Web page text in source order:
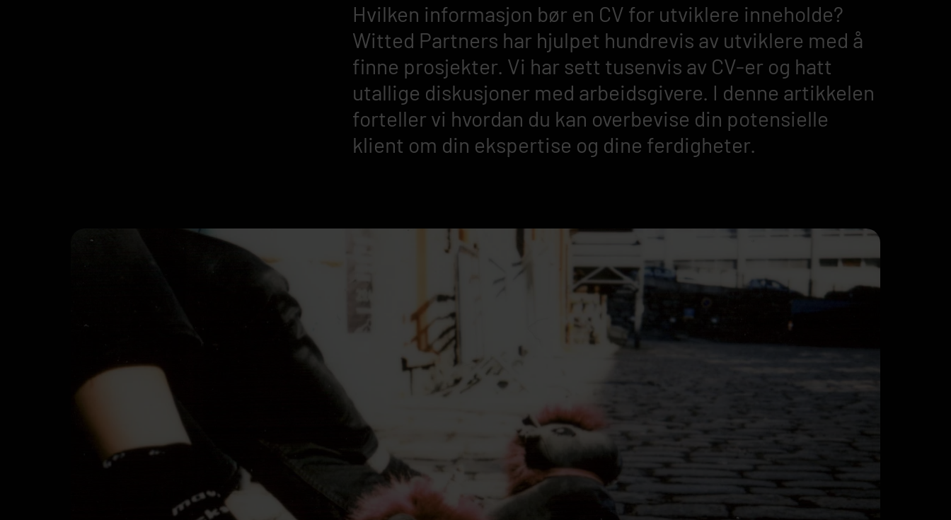
Hvilken informasjon bør en CV for utviklere inneholde?
Witted Partners har hjulpet hundrevis av utviklere med å
finne prosjekter. Vi har sett tusenvis av CV-er og hatt
utallige diskusjoner med arbeidsgivere. I denne artikkelen
forteller vi hvordan du kan overbevise din potensielle
klient om din ekspertise og dine ferdigheter.